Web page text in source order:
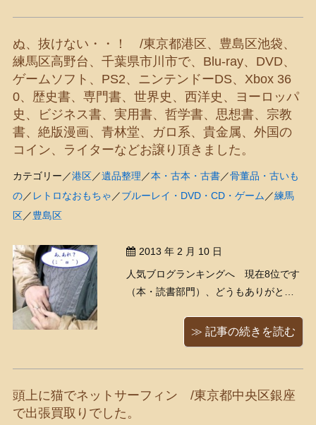
子を、写真で送って下さいました。 ...
ぬ、抜けない・・！ /東京都港区、豊島区池袋、
練馬区高野台、千葉県市川市で、Blu-ray、DVD、
ゲームソフト、PS2、ニンテンドーDS、Xbox 36
0、歴史書、専門書、世界史、西洋史、ヨーロッパ
史、ビジネス書、実用書、哲学書、思想書、宗教
書、絶版漫画、青林堂、ガロ系、貴金属、外国の
コイン、ライターなどお譲り頂きました。
カテゴリー／港区／遺品整理／本・古本・古書／骨董品・古いも
の／ レトロなおもちゃ／ブルーレイ・DVD・CD・ゲーム／練馬
区／豊島区
2013 年 2 月 10 日
人気ブログランキングへ 現在8位です
（本・読書部門）、どうもありがとう
張買取りでした、今日のヘルプはサノ
）です。 まず1件目のお宅
いありましたそうで ...
≫ 記事の続きを読む
頭上に猫でネットサーフィン /東京都中央区銀座
で出張買取りでした。